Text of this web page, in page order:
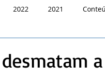
2022 2021
a